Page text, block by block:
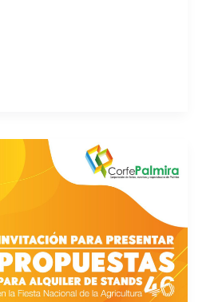
INVITACIÓN
PARA
PRESENTAR
PARA
EL
ALQUILER